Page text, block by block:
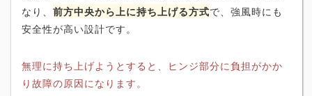
なり、 前方中央から上に持ち上げる方式で、強風時にも
安全性が高い設計です。
無理に持ち上げようとすると、ヒンジ部分に負担がかか
り故障の原因になります。